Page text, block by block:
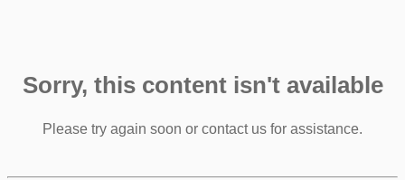
Sorry, this content isn't available
Please try again soon or contact us for assistance.